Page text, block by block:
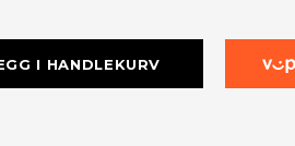
I HANDLEKURV